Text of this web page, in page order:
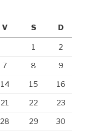
V S D
1 2
7 8 9
14 15 16
21 22 23
28 29 30